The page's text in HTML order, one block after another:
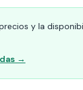
y la
→